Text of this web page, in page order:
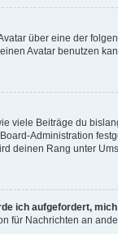
über eine der
Avatar benutzen
viele Beiträge du
Administration
deinen Rang unter
ich aufgefordert,
für Nachrichten an